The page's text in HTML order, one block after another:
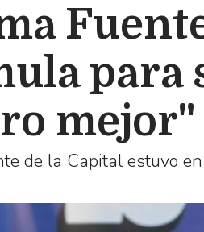
para
mejor"
de la Capital estuvo